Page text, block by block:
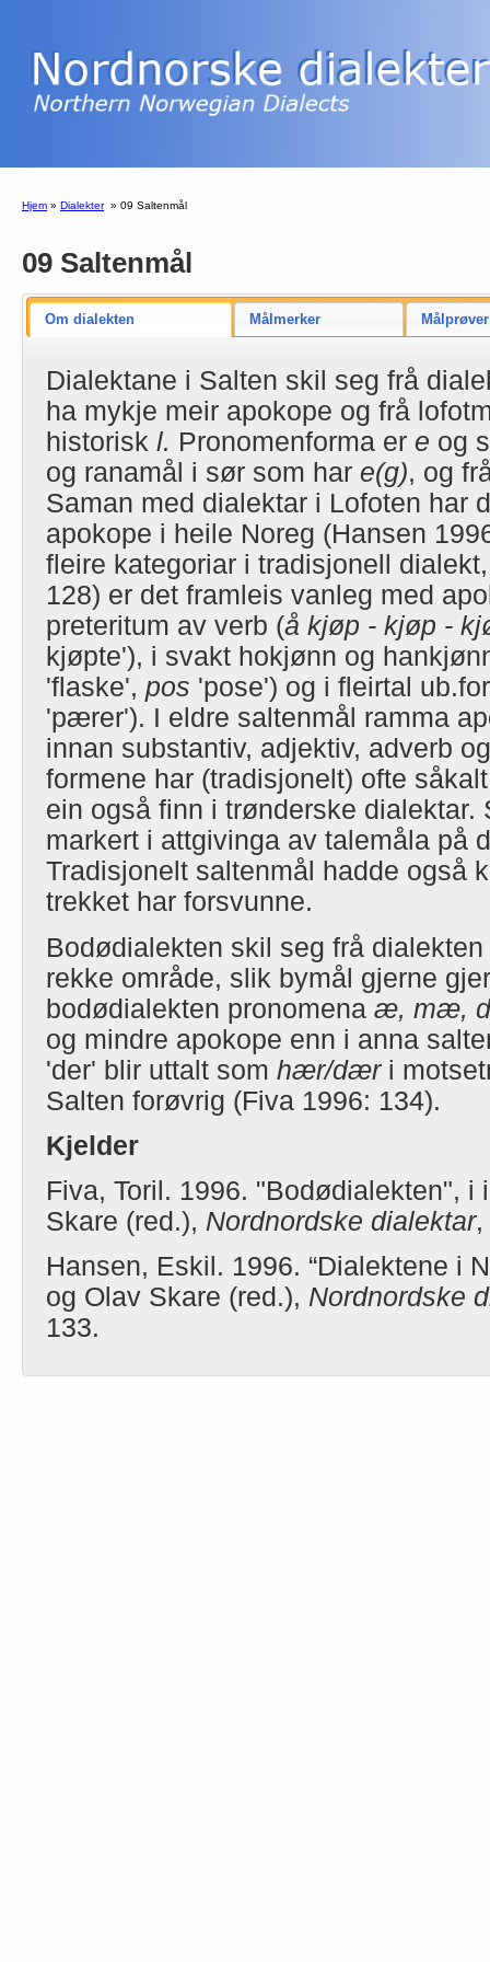
Hjem » Dialekter » 09 Saltenmål
09 Saltenmål
Om dialekten Målmerker Målprøver
Dialektane i Salten skil seg frå
ha mykje meir apokope og frå
historiskl. Pronomenforma ere og
og ranamål i sør som hare(g), og
Saman med dialektar i Lofoten har
apokope i heile Noreg (Hansen
fleire kategoriar i tradisjonell
128) er det framleis vanleg med
preteritum av verb (å kjøp - kjøp -
kjøpte'), i svakt hokjønn og
'flaske',pos 'pose') og i fleirtal
'pærer'). I eldre saltenmål ramma
innan substantiv, adjektiv, adverb
formene har (tradisjonelt) ofte
ein også finn i trønderske dialektar.
markert i attgivinga av talemåla på
Tradisjonelt saltenmål hadde også
trekket har forsvunne.
Bodødialekten skil seg frå
rekke område, slik bymål gjerne
bodødialekten pronomenaæ, mæ,
og mindre apokope enn i anna
'der' blir uttalt somhær/dæri
Salten forøvrig (Fiva 1996: 134).
Kjelder
Fiva, Toril. 1996. "Bodødialekten", i
Skare (red.), Nordnordske dialektar,
Hansen, Eskil. 1996. “Dialektene i
og Olav Skare (red.), Nordnordske
133.